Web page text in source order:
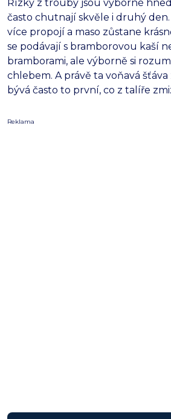
Řízky z trouby jsou výborné
často chutnají skvěle i druhý
více propojí a maso zůstane
se podávají s bramborovou kaší
bramborami, ale výborně si
chlebem. A právě ta voňavá
bývá často to první, co z talíře
Reklama